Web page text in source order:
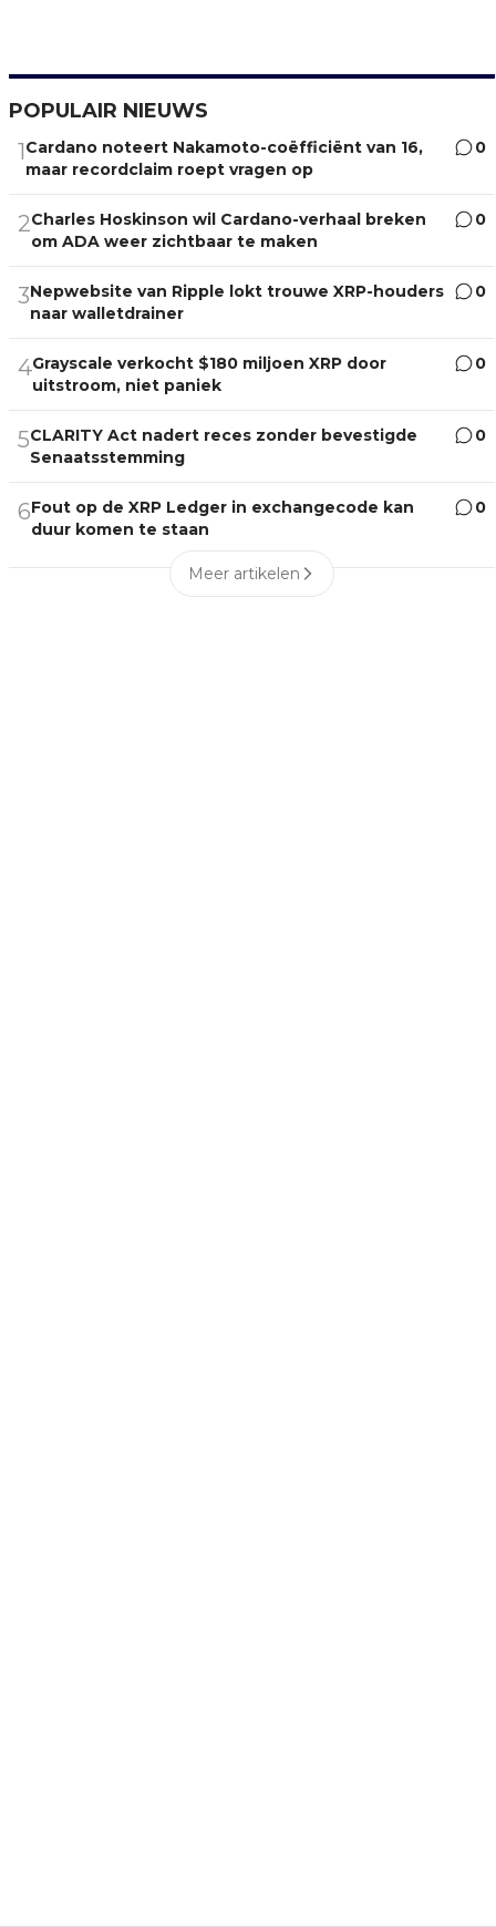
POPULAIR NIEUWS
1Cardano noteert Nakamoto-coëfficiënt van 16,
maar recordclaim roept vragen op
0
2Charles Hoskinson wil Cardano-verhaal breken
om ADA weer zichtbaar te maken
0
3Nepwebsite van Ripple lokt trouwe XRP-houders
naar walletdrainer
0
4Grayscale verkocht $180 miljoen XRP door
uitstroom, niet paniek
0
5CLARITY Act nadert reces zonder bevestigde
Senaatsstemming
0
6Fout op de XRP Ledger in exchangecode kan
duur komen te staan
0
Meer artikelen